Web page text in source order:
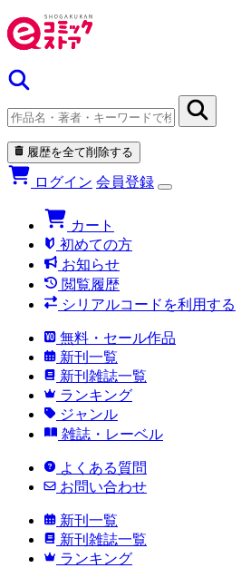
履歴を全て削除する
ログイン 会員登録
カート
初めての方
お知らせ
閲覧履歴
シリアルコードを利用する
無料・セール作品
新刊一覧
新刊雑誌一覧
ランキング
ジャンル
雑誌・レーベル
よくある質問
お問い合わせ
新刊一覧
新刊雑誌一覧
ランキング